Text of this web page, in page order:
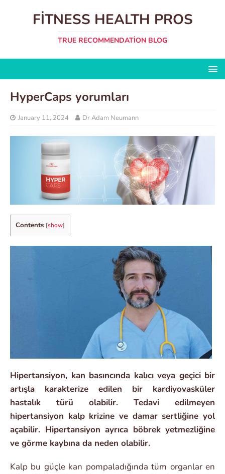
FITNESS HEALTH PROS
TRUE RECOMMENDATION BLOG
HyperCaps yorumları
January 11, 2024 Dr Adam Neumann
Contents [show]
Hipertansiyon, kan basıncında kalıcı veya geçici bir
artışla karakterize edilen bir kardiyovasküler
hastalık türü olabilir. Tedavi edilmeyen
hipertansiyon kalp krizine ve damar sertliğine yol
açabilir. Hipertansiyon ayrıca böbrek yetmezliğine
ve görme kaybına da neden olabilir.
Kalp bu güçle kan pompaladığında tüm organlar en